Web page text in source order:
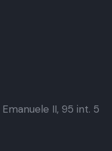
II, 95 int. 5